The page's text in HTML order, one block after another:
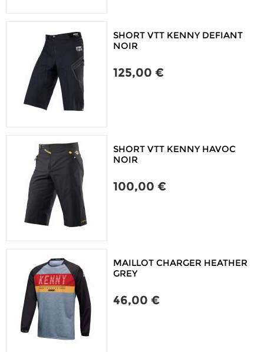
SHORT VTT KENNY DEFIANT
NOIR
125,00 €
SHORT VTT KENNY HAVOC
NOIR
100,00 €
MAILLOT CHARGER HEATHER
GREY
46,00 €